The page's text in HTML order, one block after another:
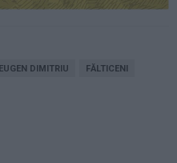
EUGEN DIMITRIU FĂLTICENI